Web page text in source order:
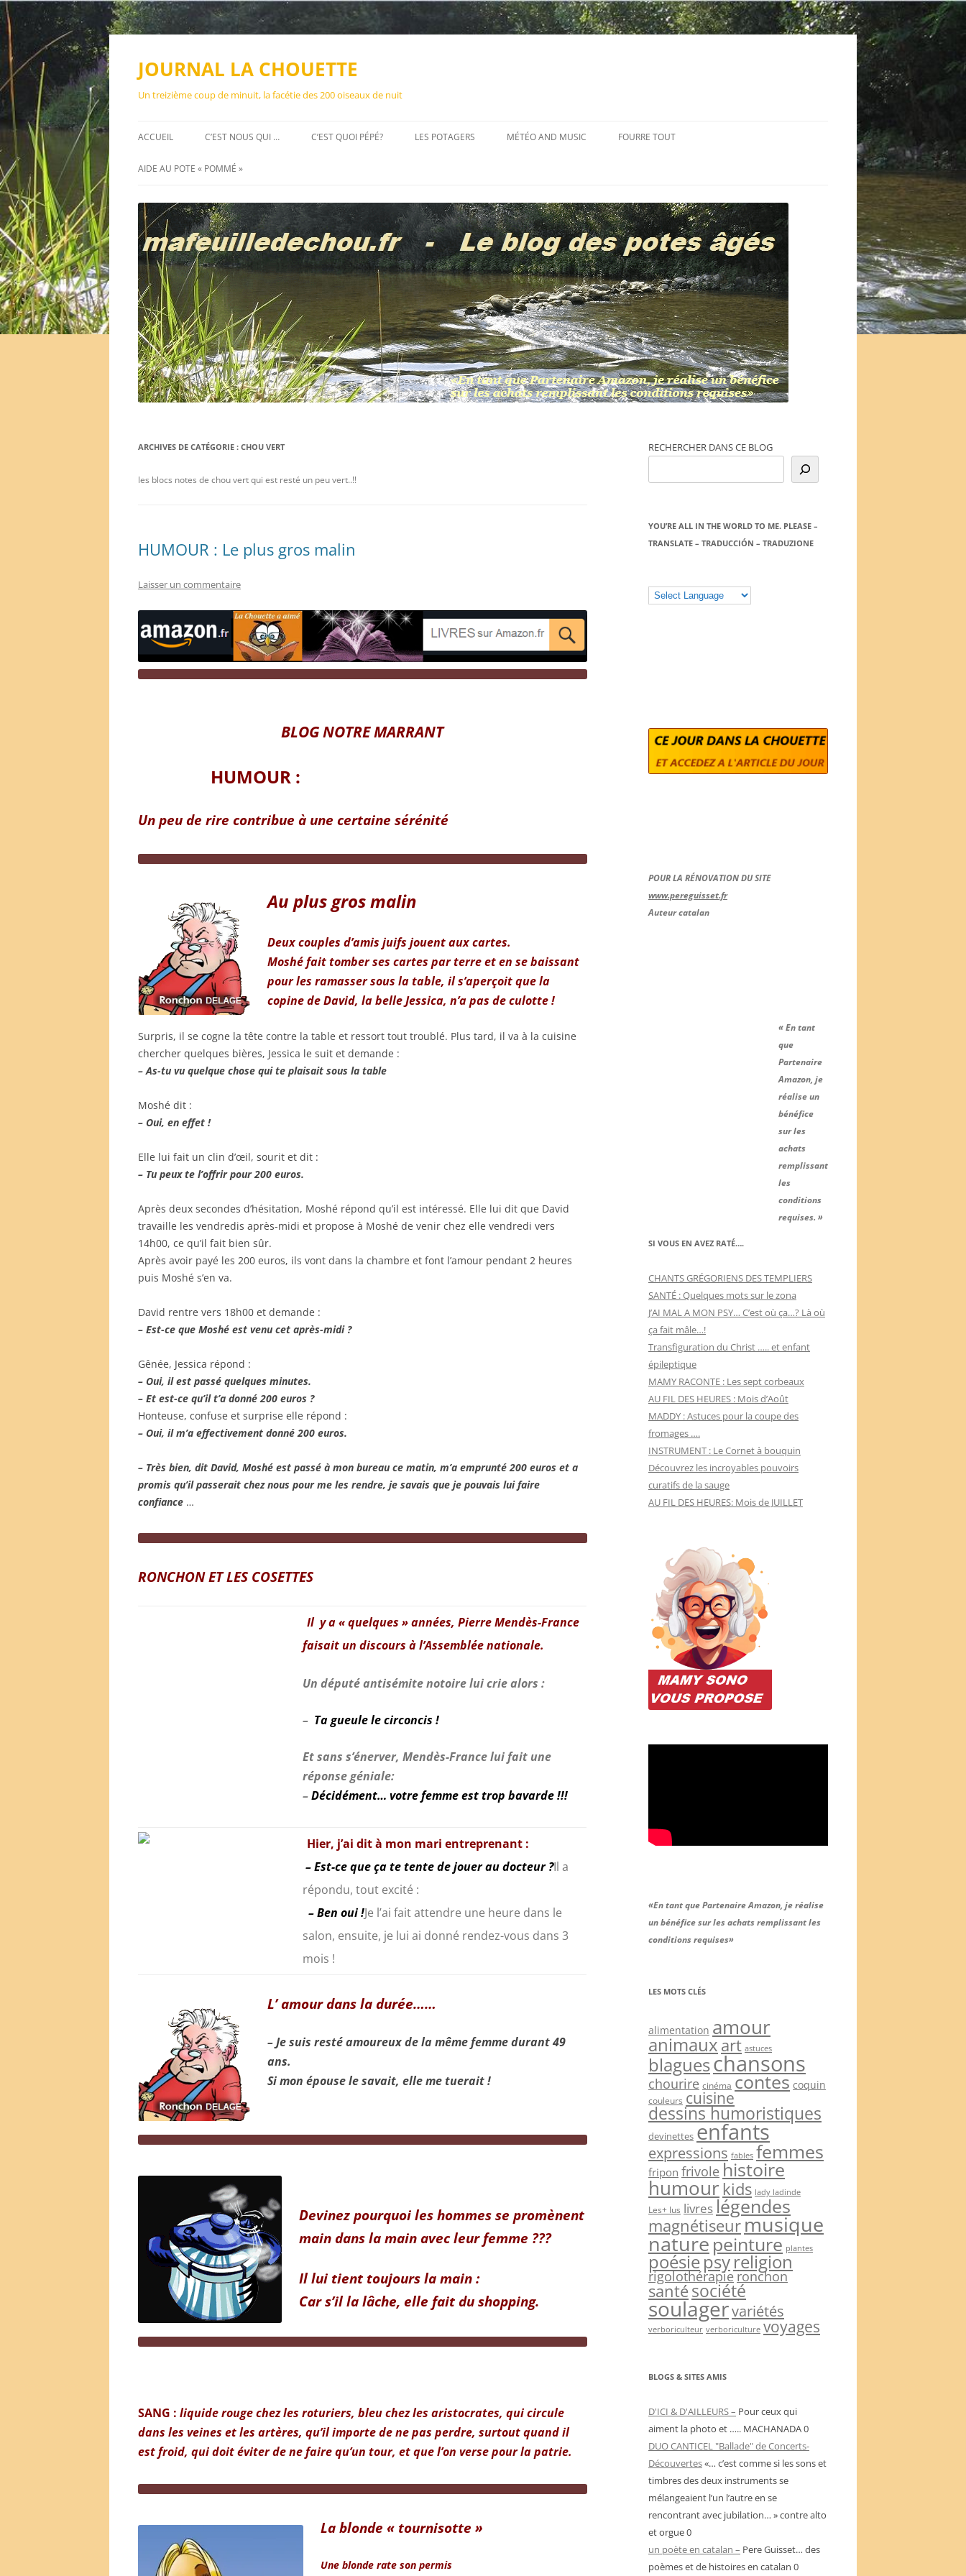
Aller
JOURNAL LA CHOUETTE
Un treizième coup de minuit, la facétie des 200 oiseaux de nuit
ACCUEIL C’EST NOUS QUI … C’EST QUOI PÉPÉ? LES POTAGERS MÉTÉO AND MUSIC FOURRE TOUT
AIDE AU POTE « POMMÉ »
ARCHIVES DE CATÉGORIE : CHOU VERT
les blocs notes de chou vert qui est resté un peu vert..!!
HUMOUR : Le plus gros malin
Laisser un commentaire
BLOG NOTRE MARRANT
HUMOUR :
Un peu de rire contribue à une certaine sérénité
Au plus gros malin
Deux couples d’amis juifs jouent aux cartes.
Moshé fait tomber ses cartes par terre et en se baissant
pour les ramasser sous la table, il s’aperçoit que la
copine de David, la belle Jessica, n’a pas de culotte !
Surpris, il se cogne la tête contre la table et ressort tout troublé. Plus tard, il va à la cuisine
chercher quelques bières, Jessica le suit et demande :
– As-tu vu quelque chose qui te plaisait sous la table
Moshé dit :
– Oui, en effet !
Elle lui fait un clin d’œil, sourit et dit :
– Tu peux te l’offrir pour 200 euros.
Après deux secondes d’hésitation, Moshé répond qu’il est intéressé. Elle lui dit que David
travaille les vendredis après-midi et propose à Moshé de venir chez elle vendredi vers
14h00, ce qu’il fait bien sûr.
Après avoir payé les 200 euros, ils vont dans la chambre et font l’amour pendant 2 heures
puis Moshé s’en va.
David rentre vers 18h00 et demande :
– Est-ce que Moshé est venu cet après-midi ?
Gênée, Jessica répond :
– Oui, il est passé quelques minutes.
– Et est-ce qu’il t’a donné 200 euros ?
Honteuse, confuse et surprise elle répond :
– Oui, il m’a effectivement donné 200 euros.
– Très bien, dit David, Moshé est passé à mon bureau ce matin, m’a emprunté 200 euros et a
promis qu’il passerait chez nous pour me les rendre, je savais que je pouvais lui faire
confiance …
RONCHON ET LES COSETTES
Il y a « quelques » années, Pierre Mendès-France
faisait un discours àl’Assemblée nationale.
Un député antisémite notoire lui crie alors :
– Ta gueule le circoncis !
Et sans s’énerver, Mendès-France lui fait une
réponse géniale:
–Décidément… votre femme est trop bavarde !!!
Hier, j’ai dit à mon mari entreprenant :
– Est-ce que ça te tente de jouer au docteur ?Il a
répondu, tout excité :
– Ben oui !Je l’ai fait attendre une heure dans le
salon, ensuite, je lui ai donné rendez-vous dans 3
mois !
L’ amour dans la durée……
– Je suis resté amoureux de la même femme durant 49
ans.
Si mon épouse le savait, elle me tuerait !
Devinez pourquoi les hommes se promènent
main dans la main avec leur femme ???
Il lui tient toujours la main :
Car s’il la lâche, elle fait du shopping.
SANG : liquide rouge chez les roturiers, bleu chez les aristocrates, qui circule
dans les veines et les artères, qu’il importe de ne pas perdre, surtout quand il
est froid, qui doit éviter de ne faire qu’un tour, et que l’on verse pour la patrie.
La blonde « tournisotte »
Une blonde rate son permis
RECHERCHER DANS CE BLOG
YOU’RE ALL IN THE WORLD TO ME. PLEASE –
TRANSLATE – TRADUCCIÓN – TRADUZIONE
POUR LA RÉNOVATION DU SITE
www.pereguisset.fr
Auteur catalan
« En tant
que
Partenaire
Amazon, je
réalise un
bénéfice
sur les
achats
remplissant
les
conditions
requises. »
SI VOUS EN AVEZ RATÉ….
CHANTS GRÉGORIENS DES TEMPLIERS
SANTÉ : Quelques mots sur le zona
J’AI MAL A MON PSY… C’est où ça…? Là où
ça fait mâle…!
Transfiguration du Christ ….. et enfant
épileptique
MAMY RACONTE : Les sept corbeaux
AU FIL DES HEURES : Mois d’Août
MADDY : Astuces pour la coupe des
fromages ….
INSTRUMENT : Le Cornet à bouquin
Découvrez les incroyables pouvoirs
curatifs de la sauge
AU FIL DES HEURES: Mois de JUILLET
«En tant que Partenaire Amazon, je réalise
un bénéfice sur les achats remplissant les
conditions requises»
LES MOTS CLÉS
alimentation amour
animauxart astuces
blagueschansons
chourire cinéma contes coquin
couleurs cuisine
dessins humoristiques
devinettes enfants
expressions fables femmes
fripon frivole histoire
humour kids lady ladinde
Les+ lus livreslégendes
magnétiseurmusique
naturepeinture plantes
poésiepsyreligion
rigolothérapieronchon
santésociété
soulagervariétés
verboriculteur verboriculture voyages
BLOGS & SITES AMIS
D'ICI & D'AILLEURS – Pour ceux qui
aiment la photo et ….. MACHANADA 0
DUO CANTICEL "Ballade" de Concerts-
Découvertes«… c’est comme si les sons et
timbres des deux instruments se
mélangeaient l’un l’autre en se
rencontrant avec jubilation… » contre alto
et orgue 0
un poète en catalan – Pere Guisset… des
poèmes et de histoires en catalan 0